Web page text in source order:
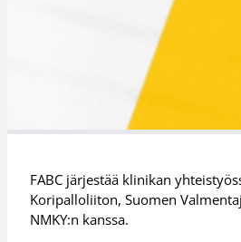
FABC järjestää klinikan
Koripalloliiton, Suomen
NMKY:n kanssa.